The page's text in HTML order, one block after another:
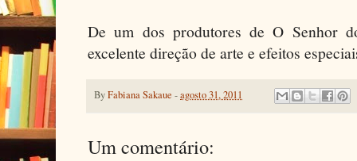
De um dos produtores de O Senhor
excelente direção de arte e efeitos
ByFabiana Sakaue -agosto 31, 2011
Um comentário: